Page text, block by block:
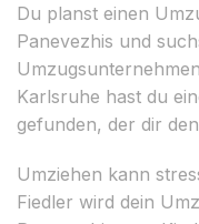
Du planst einen
Panevezhis und
Karlsruhe hast du
gefunden, der dir
Umziehen kann
Fiedler wird dein